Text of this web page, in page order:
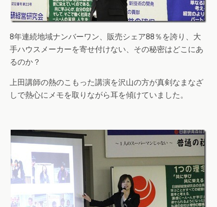
8年連続地域ナンバーワン、販売シェア88％を誇り、大
手ハウスメーカーを寄せ付けない、その秘密はどこにあ
るのか？
上田講師の熱のこもった講演を沢山の方が真剣なまなざ
しで熱心にメモを取りながら耳を傾けていました。